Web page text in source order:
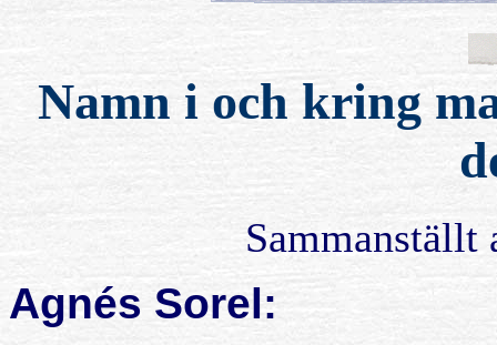
Namn i och kring
Sammanställt
Agnés Sorel: